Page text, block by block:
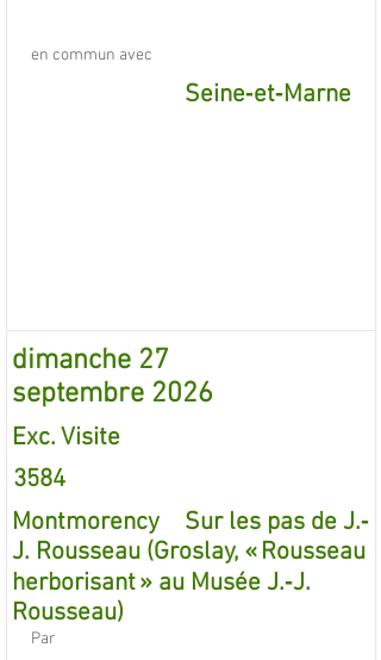
en commun avec
Seine‐et‐Marne
dimanche 27
septembre 2026
Exc. Visite
3584
Montmorency Sur les pas de J.‐
J. Rousseau (Groslay, « Rousseau
herborisant » au Musée J.‐J.
Rousseau)
Par